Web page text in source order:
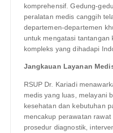
komprehensif. Gedung-
peralatan medis canggih
departemen-departemen
untuk mengatasi tantangan
kompleks yang dihadapi
Jangkauan Layanan
RSUP Dr. Kariadi
medis yang luas, melayani
kesehatan dan kebutuhan
mencakup perawatan rawat
prosedur diagnostik,